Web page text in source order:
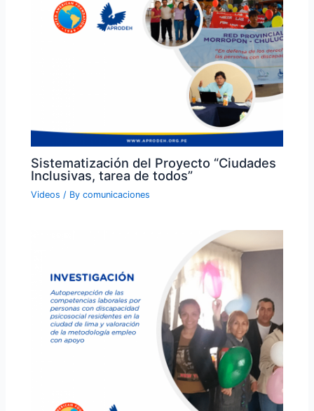
Sistematización del Proyecto “Ciudades
Inclusivas, tarea de todos”
Videos / Bycomunicaciones